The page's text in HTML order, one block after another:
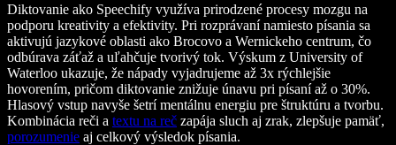
Diktovanie ako Speechify využíva prirodzené procesy mozgu na
podporu kreativity a efektivity. Pri rozprávaní namiesto písania sa
aktivujú jazykové oblasti ako Brocovo a Wernickeho centrum, čo
odbúrava záťaž a uľahčuje tvorivý tok. Výskum z University of
Waterloo ukazuje, že nápady vyjadrujeme až 3x rýchlejšie
hovorením, pričom diktovanie znižuje únavu pri písaní až o 30%.
Hlasový vstup navyše šetrí mentálnu energiu pre štruktúru a tvorbu.
Kombinácia reči a textu na reč zapája sluch aj zrak, zlepšuje pamäť,
porozumenie aj celkový výsledok písania.